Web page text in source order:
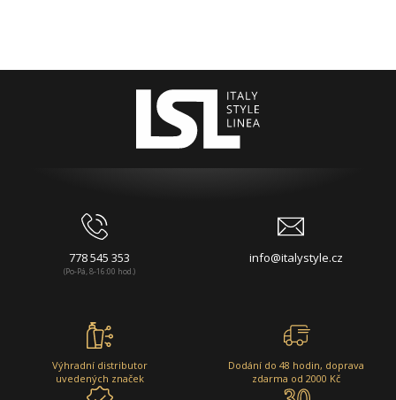
778 545 353
(Po-Pá, 8-16:00 hod.)
info@italystyle.cz
Výhradní distributor
uvedených značek
Dodání do 48 hodin, doprava
zdarma od 2000 Kč